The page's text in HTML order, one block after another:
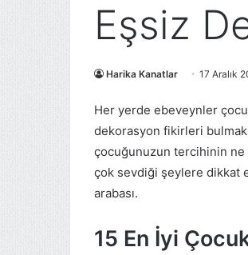
Eşsiz
Harika Kanatlar 17 Aralık
Her yerde ebeveynler
dekorasyon fikirleri
çocuğunuzun tercihinin ne
çok sevdiği şeylere dikkat
arabası.
15 En İyi